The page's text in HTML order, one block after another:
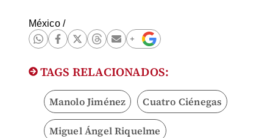
México/
TAGS RELACIONADOS:
Manolo Jiménez Cuatro Ciénegas
Miguel Ángel Riquelme